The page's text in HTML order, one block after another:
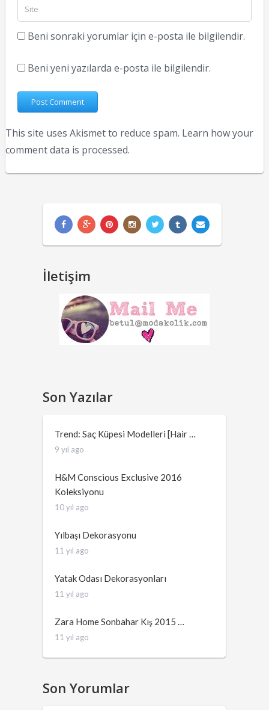
Beni sonraki yorumlar için e-posta ile bilgilendir.
Beni yeni yazılarda e-posta ile bilgilendir.
This site uses Akismet to reduce spam. Learn how your
comment data is processed.
İletişim
Son Yazılar
Trend: Saç Küpesi Modelleri [Hair …
9 yıl ago
H&M Conscious Exclusive 2016
Koleksiyonu
10 yıl ago
Yılbaşı Dekorasyonu
11 yıl ago
Yatak Odası Dekorasyonları
11 yıl ago
Zara Home Sonbahar Kış 2015 …
11 yıl ago
Son Yorumlar